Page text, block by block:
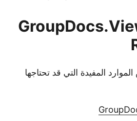
المفيدة التي قد تحتاجها